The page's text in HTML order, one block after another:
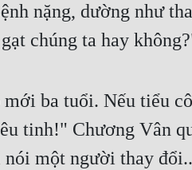
nặng, dường như
chúng ta hay
ba tuổi. Nếu tiểu
tinh!" Chương Vân
một người thay